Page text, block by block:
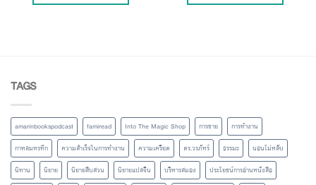
TAGS
amarinbookspodcast famiread Into The Magic Shop การขาย
การทำงาน
กาหลมหรทึก
ความสำเร็จในการทำงาน ความเครียด ดร.วรภัทร์ ธรรมะ
นอนไม่หลับ
นิทาน
นิยาย นิยายสืบสวน นิยายแปลจีน บริหารสมอง
ประโยชน์การอ่านหนังสือ